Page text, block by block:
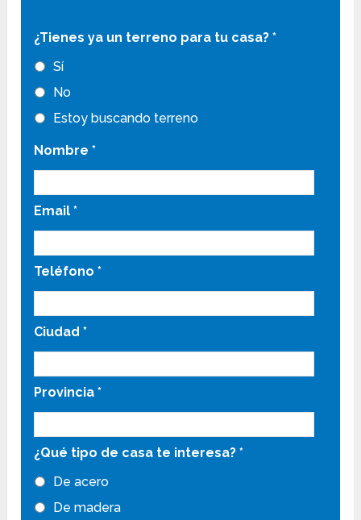
¿Tienes ya un terreno para tu casa? *
Sí
No
Estoy buscando terreno
Nombre *
Email *
Teléfono *
Ciudad *
Provincia *
¿Qué tipo de casa te interesa? *
De acero
De madera